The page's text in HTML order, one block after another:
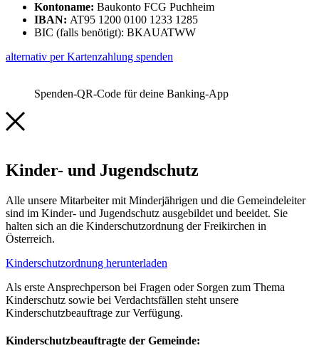
Kontoname: Baukonto FCG Puchheim
IBAN: AT95 1200 0100 1233 1285
BIC (falls benötigt): BKAUATWW
alternativ per Kartenzahlung spenden
Spenden-QR-Code für deine Banking-App
Kinder- und Jugendschutz
Alle unsere Mitarbeiter mit Minderjährigen und die Gemeindeleiter
sind im Kinder- und Jugendschutz ausgebildet und beeidet. Sie
halten sich an die Kinderschutzordnung der Freikirchen in
Österreich.
Kinderschutzordnung herunterladen
Als erste Ansprechperson bei Fragen oder Sorgen zum Thema
Kinderschutz sowie bei Verdachtsfällen steht unsere
Kinderschutzbeauftrage zur Verfügung.
Kinderschutzbeauftragte der Gemeinde: